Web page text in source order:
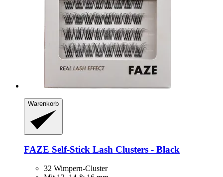
Warenkorb
FAZE Self-​Stick Lash Clusters -​ Black
32 Wimpern-Cluster